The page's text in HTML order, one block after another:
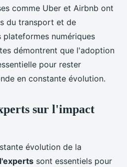
comme Uber et Airbnb ont
du transport et de
numériques
démontrent que l'adoption
pour rester
en constante évolution.
sur l'impact
évolution de la
sont essentiels pour